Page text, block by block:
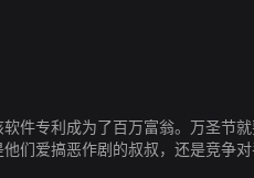
件专利成为了百万富翁。万圣节
们爱搞恶作剧的叔叔，还是竞争对